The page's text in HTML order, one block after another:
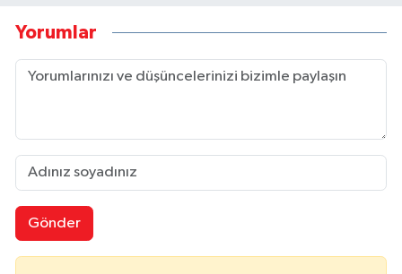
Yorumlar
Gönder